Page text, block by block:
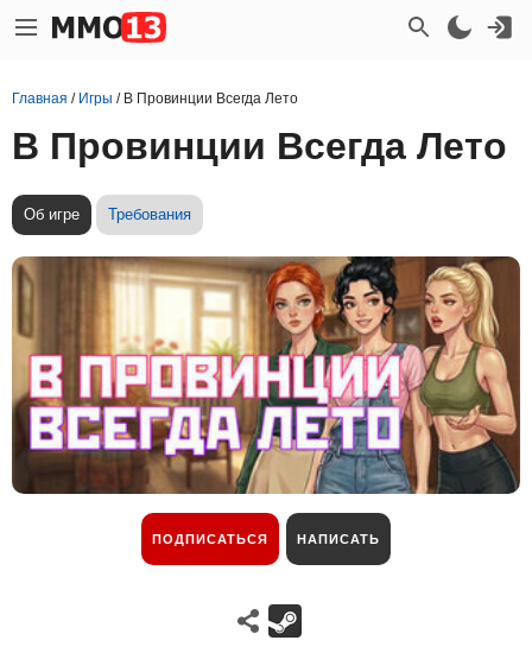
Главная / Игры / В Провинции Всегда Лето
В Провинции Всегда Лето
Об игре Требования
ПОДПИСАТЬСЯ НАПИСАТЬ